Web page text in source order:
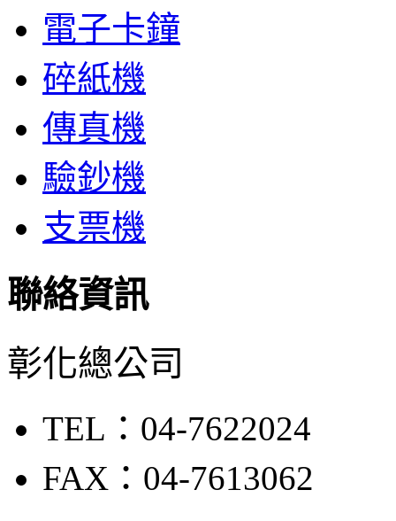
電子卡鐘
碎紙機
傳真機
驗鈔機
支票機
聯絡資訊
彰化總公司
TEL：04-7622024
FAX：04-7613062